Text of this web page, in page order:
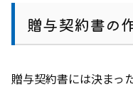
贈与契約書の
贈与契約書には決まっ